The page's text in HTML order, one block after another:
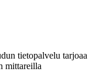
tietopalvelu tarjoaa
mittareilla